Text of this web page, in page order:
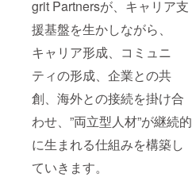
grit Partnersが、キャリア支
援基盤を生かしながら、
キャリア形成、コミュニ
ティの形成、企業との共
創、海外との接続を掛け合
わせ、”両立型人材”が継続的
に生まれる仕組みを構築し
ていきます。